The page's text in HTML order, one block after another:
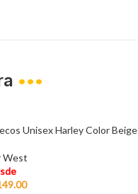
•••
Unisex Harley Color Beige
West